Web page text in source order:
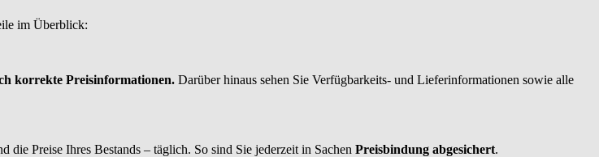
im Überblick:
korrekte Preisinformationen. Darüber hinaus sehen Sie Verfügbarkeits- und Lieferinformationen sowie alle
Preise Ihres Bestands – täglich. So sind Sie jederzeit in Sachen Preisbindung abgesichert.